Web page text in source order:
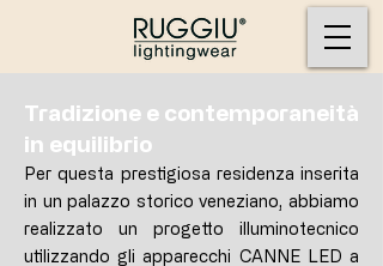
Tradizione e contemporaneità
in equilibrio
Per questa prestigiosa residenza inserita
in un palazzo storico veneziano, abbiamo
realizzato un progetto illuminotecnico
utilizzando gli apparecchi CANNE LED a